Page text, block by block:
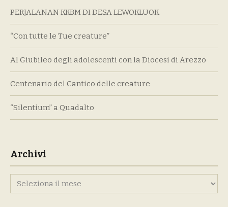
PERJALANAN KKBM DI DESA LEWOKLUOK
“Con tutte le Tue creature”
Al Giubileo degli adolescenti con la Diocesi di Arezzo
Centenario del Cantico delle creature
“Silentium” a Quadalto
Archivi
Archivi